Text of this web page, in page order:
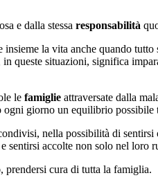
e dalla stessa responsabilità
la vita anche quando tutto
queste situazioni, significa
le famiglie attraversate dalla
giorno un equilibrio possibile
nella possibilità di
sentirsi accolte non solo nel loro
prendersi cura di tutta la famiglia.